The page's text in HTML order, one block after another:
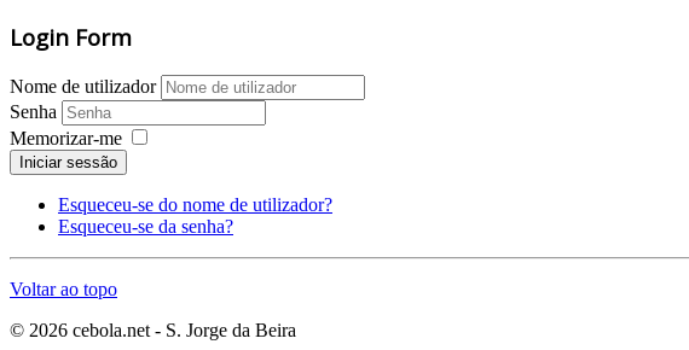
Login Form
Nome de utilizador
Senha
Memorizar-me
Iniciar sessão
Esqueceu-se do nome de utilizador?
Esqueceu-se da senha?
Voltar ao topo
© 2026 cebola.net - S. Jorge da Beira